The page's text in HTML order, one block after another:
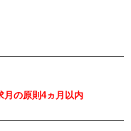
月の原則4ヵ月以内